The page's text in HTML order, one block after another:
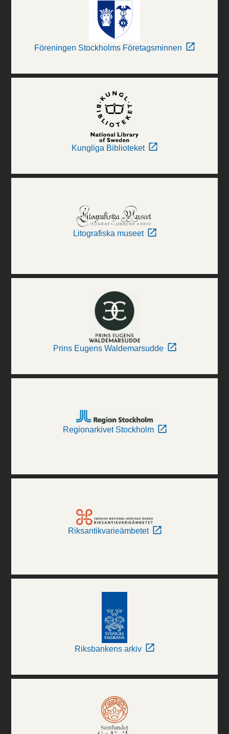
Föreningen Stockholms Företagsminnen
Kungliga Biblioteket
Litografiska museet
Prins Eugens Waldemarsudde
Regionarkivet Stockholm
Riksantikvarieämbetet
Riksbankens arkiv